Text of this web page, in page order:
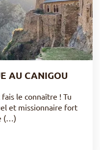
AU CANIGOU
le connaître ! Tu
et missionnaire fort
(…)